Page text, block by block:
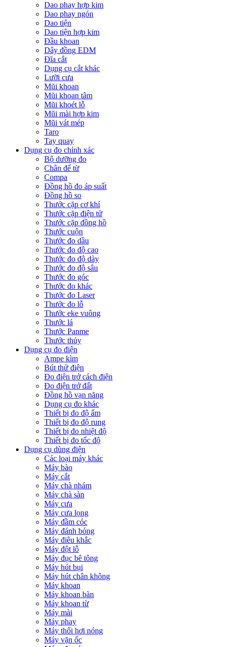
Dao phay hợp kim
Dao phay ngón
Dao tiện
Dao tiện hợp kim
Đầu khoan
Dây đồng EDM
Đĩa cắt
Dụng cụ cắt khác
Lưỡi cưa
Mũi khoan
Mũi khoan tâm
Mũi khoét lỗ
Mũi mài hợp kim
Mũi vát mép
Taro
Tay quay
Dụng cụ đo chính xác
Bộ dưỡng đo
Chân đế từ
Compa
Đồng hồ đo áp suất
Đồng hồ so
Thước cặp cơ khí
Thước cặp điện tử
Thước cặp đồng hồ
Thước cuộn
Thước đo dầu
Thước đo độ cao
Thước đo độ dày
Thước đo độ sâu
Thước đo góc
Thước đo khác
Thước đo Laser
Thước đo lỗ
Thước eke vuông
Thước lá
Thước Panme
Thước thủy
Dụng cụ đo điện
Ampe kìm
Bút thử điện
Đo điện trở cách điện
Đo điện trở đất
Đồng hồ vạn năng
Dụng cụ đo khác
Thiết bị đo độ ẩm
Thiết bị đo độ rung
Thiết bị đo nhiệt độ
Thiết bị đo tốc độ
Dụng cụ dùng điện
Các loại máy khác
Máy bào
Máy cắt
Máy chà nhám
Máy chà sàn
Máy cưa
Máy cưa lọng
Máy đầm cóc
Máy đánh bóng
Máy điêu khắc
Máy đột lỗ
Máy đục bê tông
Máy hút bụi
Máy hút chân không
Máy khoan
Máy khoan bàn
Máy khoan từ
Máy mài
Máy phay
Máy thổi hơi nóng
Máy vặn ốc